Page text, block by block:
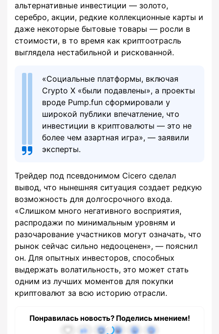
альтернативные инвестиции — золото,
серебро, акции, редкие коллекционные карты и
даже некоторые бытовые товары — росли в
стоимости, в то время как криптоотрасль
выглядела нестабильной и рискованной.
«Социальные платформы, включая
Crypto X «были подавлены», а проекты
вроде Pump.fun сформировали у
широкой публики впечатление, что
инвестиции в криптовалюты — это не
более чем азартная игра», — заявили
эксперты.
Трейдер под псевдонимом Cicero сделал
вывод, что нынешняя ситуация создает редкую
возможность для долгосрочного входа.
«Слишком много негативного восприятия,
распродажи по минимальным уровням и
разочарование участников могут означать, что
рынок сейчас сильно недооценен», — пояснил
он. Для опытных инвесторов, способных
выдержать волатильность, это может стать
одним из лучших моментов для покупки
криптовалют за всю историю отрасли.
Понравилась новость? Поделись мнением!